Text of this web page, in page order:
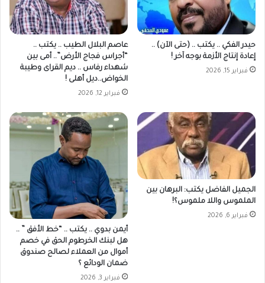
حيدر الفكي .. يكتب .. (حتى الآن) ..
إعادة إنتاج الأزمة بوجه آخر !
فبراير 15, 2026
عاصم البلال الطيب .. يكتب ..
“أجراس فجاج الأرض”.. أمى بين
شهداء رفاس .. ديم القراى وطيبة
الخواض..ديل أهلى !
فبراير 12, 2026
الجميل الفاضل يكتب: البرهان بين
الملموس واللا ملموس؟!
فبراير 6, 2026
أيمن بدوي .. يكتب .. “خط الأفق ” ..
هل لبنك الخرطوم الحق في خصم
أموال من العملاء لصالح صندوق
ضمان الودائع ؟
فبراير 3, 2026